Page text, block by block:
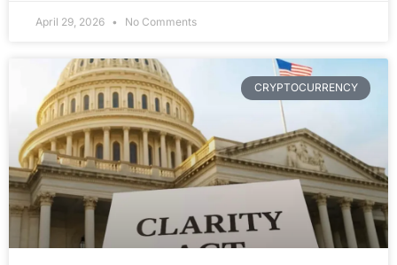
April 29, 2026 No Comments
CRYPTOCURRENCY